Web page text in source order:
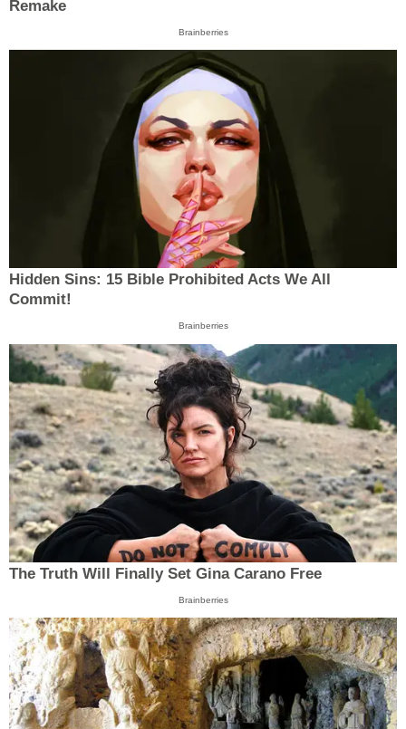
Remake
Brainberries
Hidden Sins: 15 Bible Prohibited Acts We All
Commit!
Brainberries
The Truth Will Finally Set Gina Carano Free
Brainberries